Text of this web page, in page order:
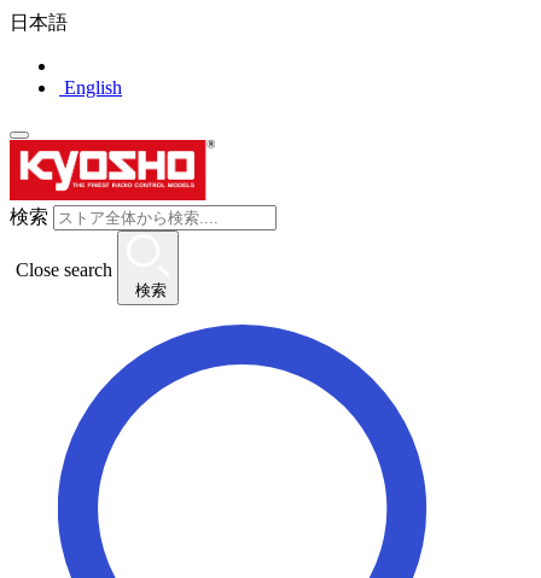
日本語
English
検索
Close search
検索